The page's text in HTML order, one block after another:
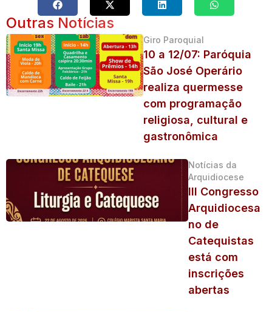
Outras Notícias
Giro Paroquial
10 a 12/07: Paróquia
São José Operário
realiza quermesse
com programação
religiosa, cultural e
gastronômica
Notícias da
Arquidiocese
III Congresso
Arquidiocesa
no de
Catequistas
está com
inscrições
abertas